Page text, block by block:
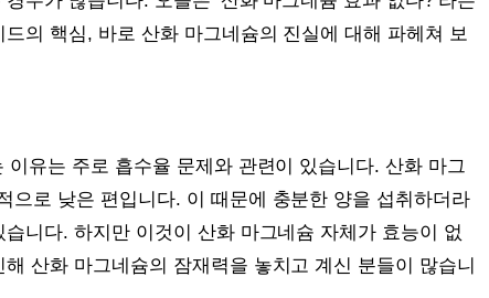
의 핵심, 바로 산화 마그네슘의 진실에 대해 파헤쳐 보
이유는 주로 흡수율 문제와 관련이 있습니다. 산화 마그
으로 낮은 편입니다. 이 때문에 충분한 양을 섭취하더라
니다. 하지만 이것이 산화 마그네슘 자체가 효능이 없
산화 마그네슘의 잠재력을 놓치고 계신 분들이 많습니